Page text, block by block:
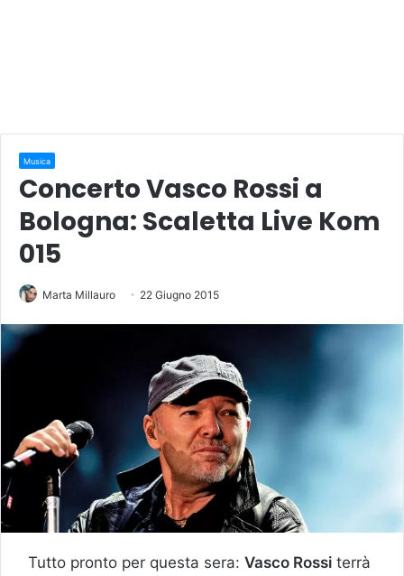
Musica
Concerto Vasco Rossi a
Bologna: Scaletta Live Kom
015
Marta Millauro 22 Giugno 2015
Tutto pronto per questa sera: Vasco Rossi terrà